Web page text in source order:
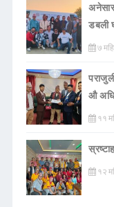
डबली
७
औ
११
१२